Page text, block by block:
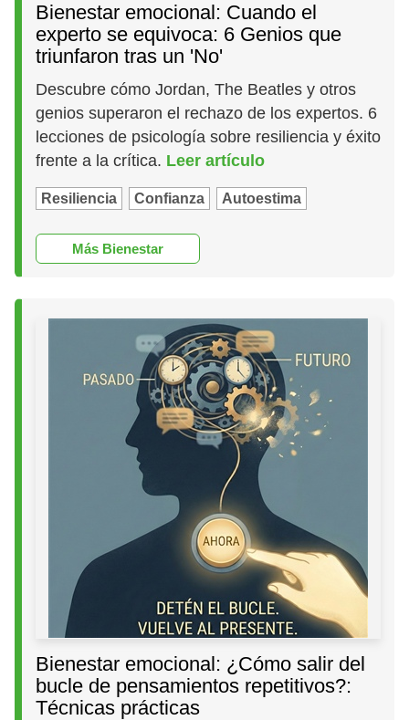
Bienestar emocional: Cuando el
experto se equivoca: 6 Genios que
triunfaron tras un 'No'
Descubre cómo Jordan, The Beatles y otros
genios superaron el rechazo de los expertos. 6
lecciones de psicología sobre resiliencia y éxito
frente a la crítica. Leer artículo
Resiliencia Confianza Autoestima
Más Bienestar
Bienestar emocional: ¿Cómo salir del
bucle de pensamientos repetitivos?:
Técnicas prácticas